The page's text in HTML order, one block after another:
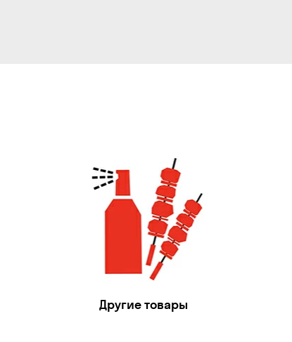
Другие товары